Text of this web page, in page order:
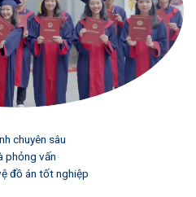
chuyên sâu
phỏng vấn
đồ án tốt nghiệp